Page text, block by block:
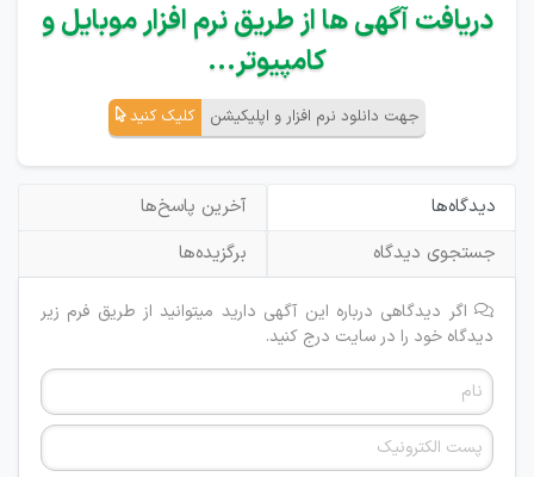
دریافت آگهی ها از طریق نرم افزار موبایل و
کامپیوتر...
جهت دانلود نرم افزار و اپلیکیشن کلیک کنید
دیدگاه‌ها
آخرین پاسخ‌ها
جستجوی دیدگاه
برگزیده‌ها
اگر دیدگاهی درباره این آگهی دارید میتوانید از طریق فرم زیر
دیدگاه خود را در سایت درج کنید.